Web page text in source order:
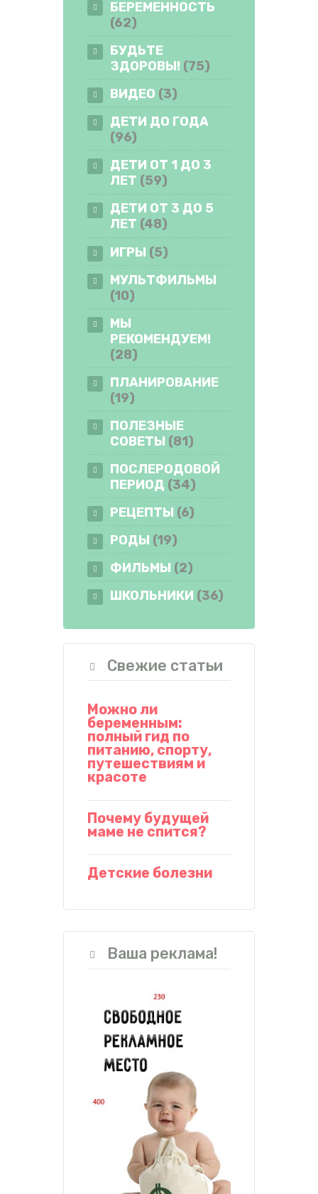
БЕРЕМЕННОСТЬ
(62)
БУДЬТЕ
ЗДОРОВЫ! (75)
ВИДЕО (3)
ДЕТИ ДО ГОДА
(96)
ДЕТИ ОТ 1 ДО 3
ЛЕТ (59)
ДЕТИ ОТ 3 ДО 5
ЛЕТ (48)
ИГРЫ (5)
МУЛЬТФИЛЬМЫ
(10)
МЫ
РЕКОМЕНДУЕМ!
(28)
ПЛАНИРОВАНИЕ
(19)
ПОЛЕЗНЫЕ
СОВЕТЫ (81)
ПОСЛЕРОДОВОЙ
ПЕРИОД (34)
РЕЦЕПТЫ (6)
РОДЫ (19)
ФИЛЬМЫ (2)
ШКОЛЬНИКИ (36)
Свежие статьи
Можно ли
беременным:
полный гид по
питанию, спорту,
путешествиям и
красоте
Почему будущей
маме не спится?
Детские болезни
Ваша реклама!